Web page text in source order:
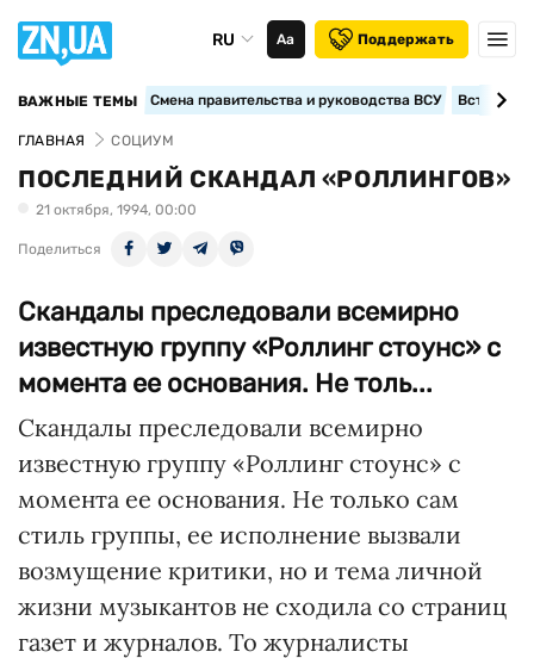
RU Аа Поддержать
ВАЖНЫЕ ТЕМЫ Смена правительства и руководства ВСУ
ГЛАВНАЯ СОЦИУМ
ПОСЛЕДНИЙ СКАНДАЛ «РОЛЛИНГОВ»
21 октября, 1994, 00:00
Поделиться
Скандалы преследовали всемирно
известную группу «Роллинг стоунс» с
момента ее основания. Не толь...
Скандалы преследовали всемирно
известную группу «Роллинг стоунс» с
момента ее основания. Не только сам
стиль группы, ее исполнение вызвали
возмущение критики, но и тема личной
жизни музыкантов не сходила со страниц
газет и журналов. То журналисты